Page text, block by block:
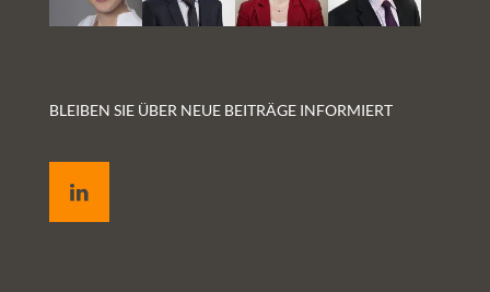
BLEIBEN SIE ÜBER NEUE BEITRÄGE INFORMIERT